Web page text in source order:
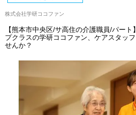
株式会社学研ココファン
【熊本市中央区/サ高住の介護職員/パー
プクラスの学研ココファン、ケアスタッ
せんか？